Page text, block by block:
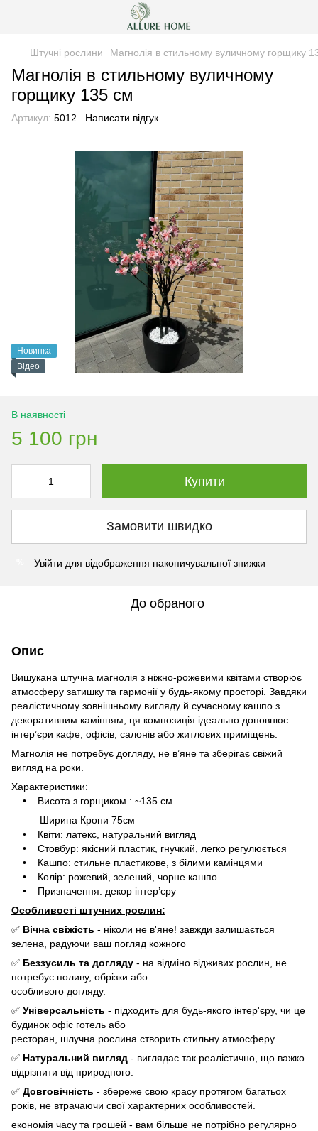
Штучні рослини Магнолія в стильному вуличному горщику
Магнолія в стильному вуличному
горщику 135 см
Артикул: 5012 Написати відгук
Новинка
Відео
В наявності
5 100 грн
Купити
Замовити швидко
Увійти для відображення накопичувальної знижки
До обраного
Опис
Вишукана штучна магнолія з ніжно-рожевими квітами створює
атмосферу затишку та гармонії у будь-якому просторі. Завдяки
реалістичному зовнішньому вигляду й сучасному кашпо з
декоративним камінням, ця композиція ідеально доповнює
інтер’єри кафе, офісів, салонів або житлових приміщень.
Магнолія не потребує догляду, не в’яне та зберігає свіжий
вигляд на роки.
Характеристики:
• Висота з горщиком : ~135 см
Ширина Крони 75см
• Квіти: латекс, натуральний вигляд
• Стовбур: якісний пластик, гнучкий, легко регулюється
• Кашпо: стильне пластикове, з білими камінцями
• Колір: рожевий, зелений, чорне кашпо
• Призначення: декор інтер’єру
Особливості штучних рослин:
✅ Вічна свіжість - ніколи не в'яне! завжди залишається
зелена, радуючи ваш погляд кожного
✅ Беззусиль та догляду - на відміно відживих рослин, не
потребує поливу, обрізки або
особливого догляду.
✅ Універсальність - підходить для будь-якого інтер'єру, чи це
будинок офіс готель або
ресторан, шлучна рослина створить стильну атмосферу.
✅ Натуральний вигляд - виглядає так реалістично, що важко
відрізнити від природного.
✅ Довговічність - збереже свою красу протягом багатьох
років, не втрачаючи свої характерних особливостей.
економія часу та грошей - вам більше не потрібно регулярно